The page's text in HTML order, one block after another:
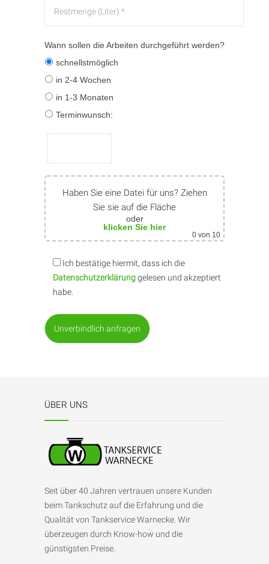
Wann sollen die Arbeiten durchgeführt werden?
schnellstmöglich
in 2-4 Wochen
in 1-3 Monaten
Terminwunsch:
Haben Sie eine Datei für uns? Ziehen
Sie sie auf die Fläche
oder
klicken Sie hier
0 von 10
Ich bestätige hiermit, dass ich die
Datenschutzerklärunggelesen und akzeptiert
habe.
ÜBER UNS
Seit über 40 Jahren vertrauen unsere Kunden
beim Tankschutz auf die Erfahrung und die
Qualität von Tankservice Warnecke. Wir
überzeugen durch Know-how und die
günstigsten Preise.